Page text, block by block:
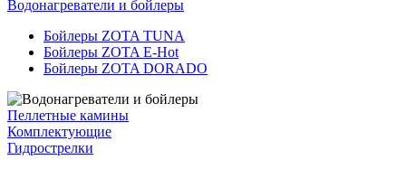
Водонагреватели и бойлеры
Бойлеры ZOTA TUNA
Бойлеры ZOTA E-Hot
Бойлеры ZOTA DORADO
Пеллетные камины
Комплектующие
Гидрострелки